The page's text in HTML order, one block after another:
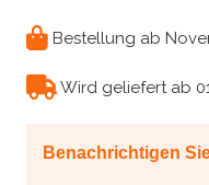
Bestellung ab
Wird geliefert ab
Benachrichtigen